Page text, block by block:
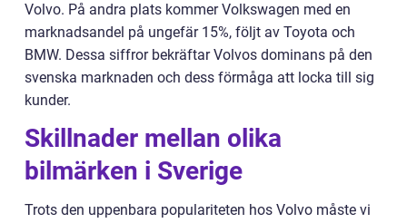
Volvo. På andra plats kommer Volkswagen med en
marknadsandel på ungefär 15%, följt av Toyota och
BMW. Dessa siffror bekräftar Volvos dominans på den
svenska marknaden och dess förmåga att locka till sig
kunder.
Skillnader mellan olika
bilmärken i Sverige
Trots den uppenbara populariteten hos Volvo måste vi